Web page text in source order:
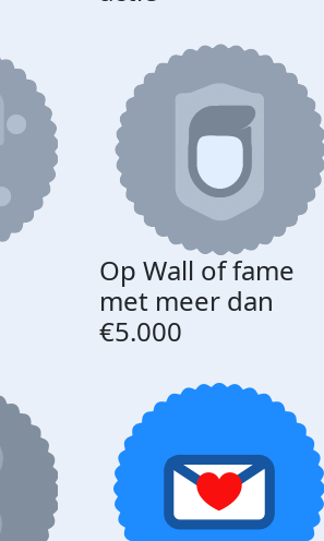
Op Wall of fame
met meer dan
€5.000